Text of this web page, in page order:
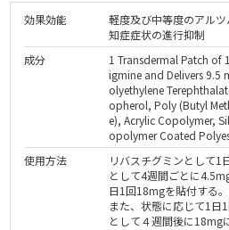
効果効能
軽度及び中等度のアル
知症症状の進行抑制
成分
1 Transdermal Patch of
igmine and Delivers 9.5
olyethylene
opherol, Poly (Butyl
e), Acrylic Copolymer,
opolymer Coated
使用方法
リバスチグミンとして1
として4週間ごとに
日1回18mgを貼付する。
また、状態に応じて1日
として４週間後に18mg